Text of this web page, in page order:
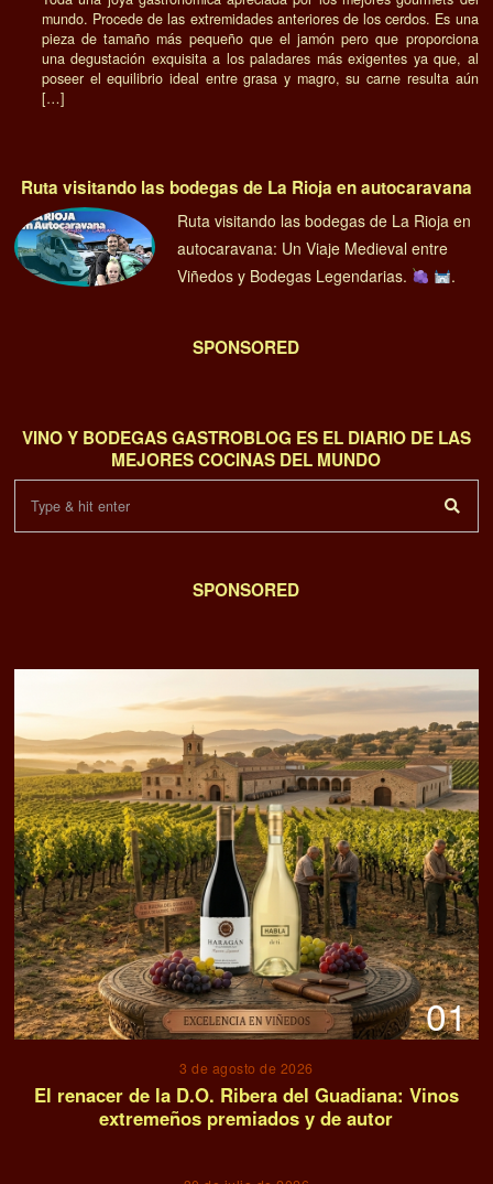
mundo. Procede de las extremidades anteriores de los cerdos. Es una
pieza de tamaño más pequeño que el jamón pero que proporciona
una degustación exquisita a los paladares más exigentes ya que, al
poseer el equilibrio ideal entre grasa y magro, su carne resulta aún
[…]
Ruta visitando las bodegas de La Rioja en autocaravana
Ruta visitando las bodegas de La Rioja en
autocaravana: Un Viaje Medieval entre
Viñedos y Bodegas Legendarias.
.
SPONSORED
VINO Y BODEGAS GASTROBLOG ES EL DIARIO DE LAS
MEJORES COCINAS DEL MUNDO
SPONSORED
01
3 de agosto de 2026
El renacer de la D.O. Ribera del Guadiana: Vinos
extremeños premiados y de autor